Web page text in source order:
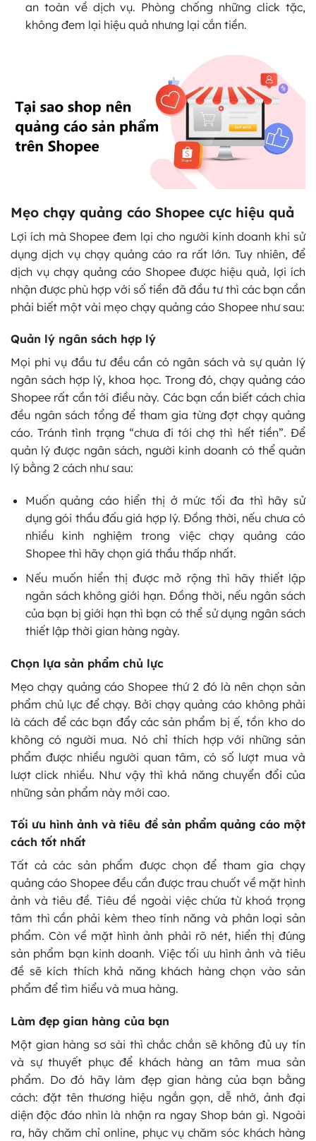
an toàn về dịch vụ. Phòng chống những click tặc,
không đem lại hiệu quả nhưng lại cắn tiền.
Mẹo chạy quảng cáo Shopee cực hiệu quả
Lợi ích mà Shopee đem lại cho người kinh doanh khi sử
dụng dịch vụ chạy quảng cáo ra rất lớn. Tuy nhiên, để
dịch vụ chạy quảng cáo Shopee được hiệu quả, lợi ích
nhận được phù hợp với số tiền đã đầu tư thì các bạn cần
phải biết một vài mẹo chạy quảng cáo Shopee như sau:
Quản lý ngân sách hợp lý
Mọi phi vụ đầu tư đều cần có ngân sách và sự quản lý
ngân sách hợp lý, khoa học. Trong đó, chạy quảng cáo
Shopee rất cần tới điều này. Các bạn cần biết cách chia
đều ngân sách tổng để tham gia từng đợt chạy quảng
cáo. Tránh tình trạng “chưa đi tới chợ thì hết tiền”. Để
quản lý được ngân sách, người kinh doanh có thể quản
lý bằng 2 cách như sau:
Muốn quảng cáo hiển thị ở mức tối đa thì hãy sử
dụng gói thầu đấu giá hợp lý. Đồng thời, nếu chưa có
nhiều kinh nghiệm trong việc chạy quảng cáo
Shopee thì hãy chọn giá thầu thấp nhất.
Nếu muốn hiển thị được mở rộng thì hãy thiết lập
ngân sách không giới hạn. Đồng thời, nếu ngân sách
của bạn bị giới hạn thì bạn có thể sử dụng ngân sách
thiết lập thời gian hàng ngày.
Chọn lựa sản phẩm chủ lực
Mẹo chạy quảng cáo Shopee thứ 2 đó là nên chọn sản
phẩm chủ lực để chạy. Bởi chạy quảng cáo không phải
là cách để các bạn đẩy các sản phẩm bị ế, tồn kho do
không có người mua. Nó chỉ thích hợp với những sản
phẩm được nhiều người quan tâm, có số lượt mua và
lượt click nhiều. Như vậy thì khả năng chuyển đổi của
những sản phẩm này mới cao.
Tối ưu hình ảnh và tiêu đề sản phẩm quảng cáo một
cách tốt nhất
Tất cả các sản phẩm được chọn để tham gia chạy
quảng cáo Shopee đều cần được trau chuốt về mặt hình
ảnh và tiêu đề. Tiêu đề ngoài việc chứa từ khoá trọng
tâm thì cần phải kèm theo tính năng và phân loại sản
phẩm. Còn về mặt hình ảnh phải rõ nét, hiển thị đúng
sản phẩm bạn kinh doanh. Việc tối ưu hình ảnh và tiêu
đề sẽ kích thích khả năng khách hàng chọn vào sản
phẩm để tìm hiểu và mua hàng.
Làm đẹp gian hàng của bạn
Một gian hàng sơ sài thì chắc chắn sẽ không đủ uy tín
và sự thuyết phục để khách hàng an tâm mua sản
phẩm. Do đó hãy làm đẹp gian hàng của bạn bằng
cách: đặt tên thương hiệu ngắn gọn, dễ nhớ, ảnh đại
diện độc đáo nhìn là nhận ra ngay Shop bán gì. Ngoài
ra, hãy chăm chỉ online, phục vụ chăm sóc khách hàng